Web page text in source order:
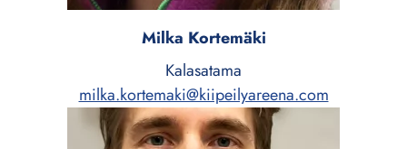
Milka Kortemäki
Kalasatama
milka.kortemaki@kiipeilyareena.com